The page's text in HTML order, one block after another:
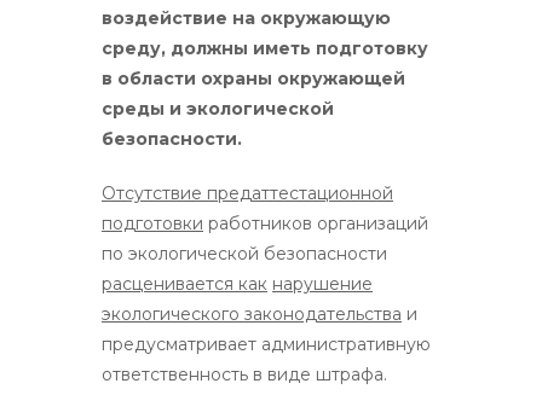
воздействие на окружающую
среду, должны иметь подготовку
в области охраны окружающей
среды и экологической
безопасности.
Отсутствие предаттестационной
подготовки работников организаций
по экологической безопасности
расценивается как нарушение
экологического законодательства и
предусматривает административную
ответственность в виде штрафа.